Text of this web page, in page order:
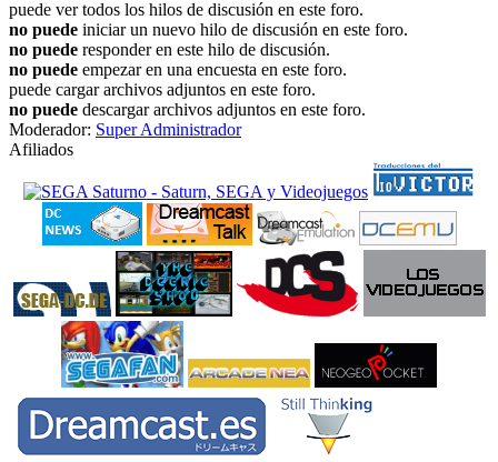
puede ver todos los hilos de discusión en este foro.
no puede iniciar un nuevo hilo de discusión en este foro.
no puede responder en este hilo de discusión.
no puede empezar en una encuesta en este foro.
puede cargar archivos adjuntos en este foro.
no puede descargar archivos adjuntos en este foro.
Moderador: Super Administrador
Afiliados